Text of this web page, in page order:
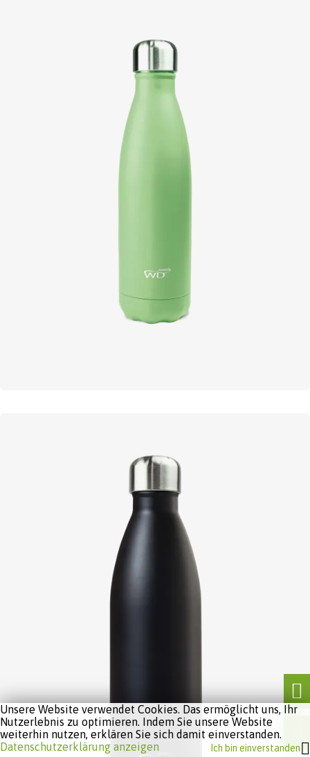
Unsere Website verwendet Cookies. Das ermöglicht uns, Ihr
Nutzerlebnis zu optimieren. Indem Sie unsere Website
weiterhin nutzen, erklären Sie sich damit einverstanden.
Datenschutzerklärung anzeigen
Ich bin einverstanden